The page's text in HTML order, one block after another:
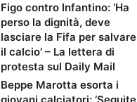
Figo contro Infantino: ‘Ha
perso la dignità, deve
lasciare la Fifa per salvare
il calcio’ – La lettera di
protesta sul Daily Mail
Beppe Marotta esorta i